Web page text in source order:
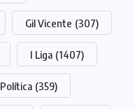
Gil Vicente (307)
I Liga (1407)
Política (359)